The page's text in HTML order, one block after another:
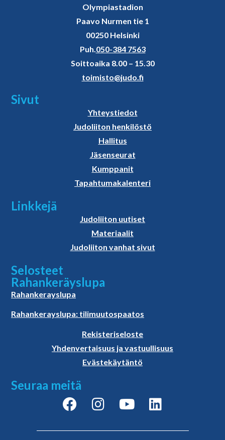
Olympiastadion
Paavo Nurmen tie 1
00250 Helsinki
Puh.050-384 7563
Soittoaika 8.00 – 15.30
toimisto@judo.fi
Sivut
Yhteystiedot
Judoliiton henkilöstö
Hallitus
Jäsenseurat
Kumppanit
Tapahtumakalenteri
Linkkejä
Judoliiton uutiset
Materiaalit
Judoliiton vanhat sivut
Selosteet
Rahankeräyslupa
Rahankerayslupa
Rahankerayslupa: tilimuutospaatos
Rekisteriseloste
Yhdenvertaisuus ja vastuullisuus
Evästekäytäntö
Seuraa meitä